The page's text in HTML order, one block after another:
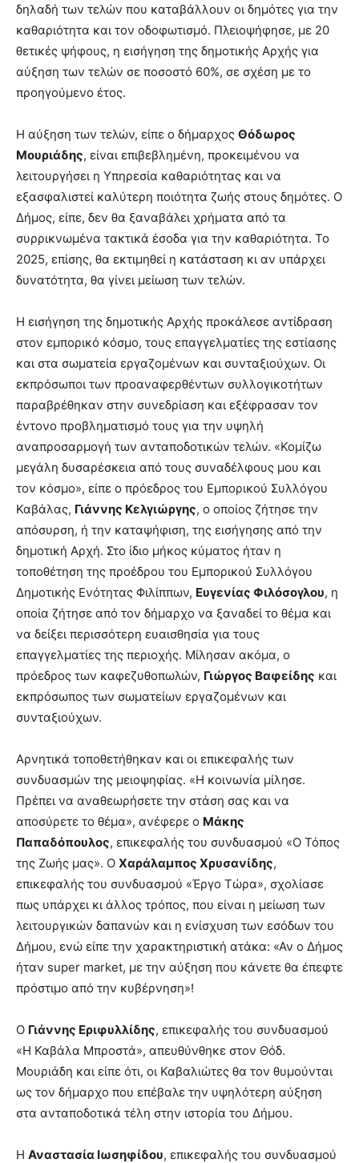
δηλαδή των τελών που καταβάλλουν οι δημότες για την
καθαριότητα και τον οδοφωτισμό. Πλειοψήφησε, με 20
θετικές ψήφους, η εισήγηση της δημοτικής Αρχής για
αύξηση των τελών σε ποσοστό 60%, σε σχέση με το
προηγούμενο έτος.
Η αύξηση των τελών, είπε ο δήμαρχος Θόδωρος
Μουριάδης, είναι επιβεβλημένη, προκειμένου να
λειτουργήσει η Υπηρεσία καθαριότητας και να
εξασφαλιστεί καλύτερη ποιότητα ζωής στους δημότες. Ο
Δήμος, είπε, δεν θα ξαναβάλει χρήματα από τα
συρρικνωμένα τακτικά έσοδα για την καθαριότητα. Το
2025, επίσης, θα εκτιμηθεί η κατάσταση κι αν υπάρχει
δυνατότητα, θα γίνει μείωση των τελών.
Η εισήγηση της δημοτικής Αρχής προκάλεσε αντίδραση
στον εμπορικό κόσμο, τους επαγγελματίες της εστίασης
και στα σωματεία εργαζομένων και συνταξιούχων. Οι
εκπρόσωποι των προαναφερθέντων συλλογικοτήτων
παραβρέθηκαν στην συνεδρίαση και εξέφρασαν τον
έντονο προβληματισμό τους για την υψηλή
αναπροσαρμογή των ανταποδοτικών τελών. «Κομίζω
μεγάλη δυσαρέσκεια από τους συναδέλφους μου και
τον κόσμο», είπε ο πρόεδρος του Εμπορικού Συλλόγου
Καβάλας, Γιάννης Κελγιώργης, ο οποίος ζήτησε την
απόσυρση, ή την καταψήφιση, της εισήγησης από την
δημοτική Αρχή. Στο ίδιο μήκος κύματος ήταν η
τοποθέτηση της προέδρου του Εμπορικού Συλλόγου
Δημοτικής Ενότητας Φιλίππων, Ευγενίας Φιλόσογλου, η
οποία ζήτησε από τον δήμαρχο να ξαναδεί το θέμα και
να δείξει περισσότερη ευαισθησία για τους
επαγγελματίες της περιοχής. Μίλησαν ακόμα, ο
πρόεδρος των καφεζυθοπωλών, Γιώργος Βαφείδης και
εκπρόσωπος των σωματείων εργαζομένων και
συνταξιούχων.
Αρνητικά τοποθετήθηκαν και οι επικεφαλής των
συνδυασμών της μειοψηφίας. «Η κοινωνία μίλησε.
Πρέπει να αναθεωρήσετε την στάση σας και να
αποσύρετε το θέμα», ανέφερε ο Μάκης
Παπαδόπουλος, επικεφαλής του συνδυασμού «Ο Τόπος
της Ζωής μας». Ο Χαράλαμπος Χρυσανίδης,
επικεφαλής του συνδυασμού «Έργο Τώρα», σχολίασε
πως υπάρχει κι άλλος τρόπος, που είναι η μείωση των
λειτουργικών δαπανών και η ενίσχυση των εσόδων του
Δήμου, ενώ είπε την χαρακτηριστική ατάκα: «Αν ο Δήμος
ήταν super market, με την αύξηση που κάνετε θα έπεφτε
πρόστιμο από την κυβέρνηση»!
Ο Γιάννης Εριφυλλίδης, επικεφαλής του συνδυασμού
«Η Καβάλα Μπροστά», απευθύνθηκε στον Θόδ.
Μουριάδη και είπε ότι, οι Καβαλιώτες θα τον θυμούνται
ως τον δήμαρχο που επέβαλε την υψηλότερη αύξηση
στα ανταποδοτικά τέλη στην ιστορία του Δήμου.
Η Αναστασία Ιωσηφίδου, επικεφαλής του συνδυασμού